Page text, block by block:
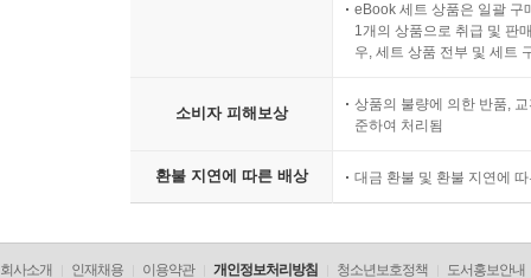
eBook 세트 상품은 일괄 구
1개의 상품으로 취급 및 판
우, 세트 상품 전부 및 세트
소비자 피해보상
상품의 불량에 의한 반품,
준하여 처리됨
환불 지연에 따른 배상 대금 환불 및 환불 지연에
회사소개 인재채용 이용약관 개인정보처리방침 청소년보호정책 도서홍보안내